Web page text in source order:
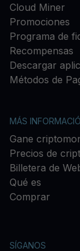
Cloud Miner
Promociones
Programa de
Recompensas
Descargar
Métodos de
MÁS
Gane
Precios de
Billetera de
Qué es
Comprar
SÍGANOS